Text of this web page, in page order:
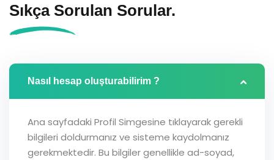
Sıkça Sorulan Sorular.
Nasıl hesap oluşturabilirim ?
Ana sayfadaki Profil Simgesine tıklayarak gerekli
bilgileri doldurmanız ve sisteme kaydolmanız
gerekmektedir. Bu bilgiler genellikle ad-soyad,